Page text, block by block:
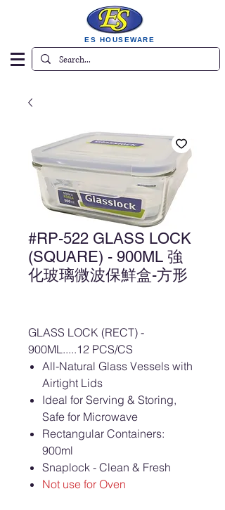
ES HOUSEWARE
#RP-522 GLASS LOCK
(SQUARE) - 900ML 強
化玻璃微波保鮮盒-方形
GLASS LOCK (RECT) -
900ML.....12 PCS/CS
All-Natural Glass Vessels with
Airtight Lids
Ideal for Serving & Storing,
Safe for Microwave
Rectangular Containers:
900ml
Snaplock - Clean & Fresh
Not use for Oven